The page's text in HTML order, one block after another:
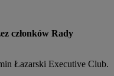
członków Rady
Łazarski Executive Club.